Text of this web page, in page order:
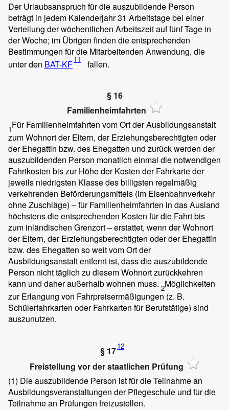
Der Urlaubsanspruch für die auszubildende Person
beträgt in jedem Kalenderjahr 31 Arbeitstage bei einer
Verteilung der wöchentlichen Arbeitszeit auf fünf Tage in
der Woche; im Übrigen finden die entsprechenden
Bestimmungen für die Mitarbeitenden Anwendung, die
unter den BAT-KF11 fallen.
§ 16
Familienheimfahrten
1Für Familienheimfahrten vom Ort der Ausbildungsanstalt
zum Wohnort der Eltern, der Erziehungsberechtigten oder
der Ehegattin bzw. des Ehegatten und zurück werden der
auszubildenden Person monatlich einmal die notwendigen
Fahrtkosten bis zur Höhe der Kosten der Fahrkarte der
jeweils niedrigsten Klasse des billigsten regelmäßig
verkehrenden Beförderungsmittels (im Eisenbahnverkehr
ohne Zuschläge) – für Familienheimfahrten in das Ausland
höchstens die entsprechenden Kosten für die Fahrt bis
zum inländischen Grenzort – erstattet, wenn der Wohnort
der Eltern, der Erziehungsberechtigten oder der Ehegattin
bzw. des Ehegatten so weit vom Ort der
Ausbildungsanstalt entfernt ist, dass die auszubildende
Person nicht täglich zu diesem Wohnort zurückkehren
kann und daher außerhalb wohnen muss. 2Möglichkeiten
zur Erlangung von Fahrpreisermäßigungen (z. B.
Schülerfahrkarten oder Fahrkarten für Berufstätige) sind
auszunutzen.
§ 1712
Freistellung vor der staatlichen Prüfung
(1) Die auszubildende Person ist für die Teilnahme an
Ausbildungsveranstaltungen der Pflegeschule und für die
Teilnahme an Prüfungen freizustellen.